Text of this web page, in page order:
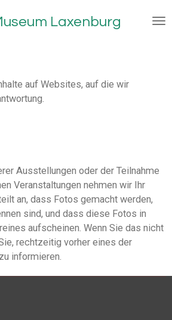
Laxenburg
auf Websites, auf die wir
Ausstellungen oder der Teilnahme
Veranstaltungen nehmen wir Ihr
an, dass Fotos gemacht werden,
sind, und dass diese Fotos in
aufscheinen. Wenn Sie das nicht
rechtzeitig vorher eines der
informieren.